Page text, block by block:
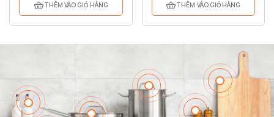
THÊM VÀO GIỎ HÀNG THÊM VÀO GIỎ HÀNG